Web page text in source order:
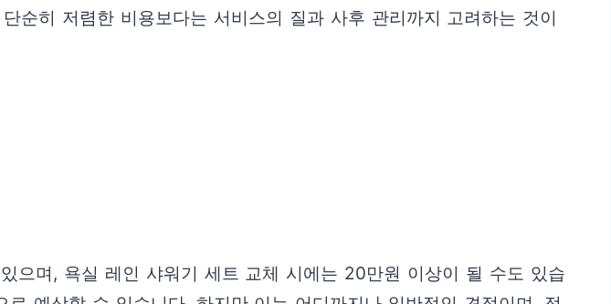
순히 저렴한 비용보다는 서비스의 질과 사후 관리까지 고려하는 것이
으며, 욕실 레인 샤워기 세트 교체 시에는 20만원 이상이 될 수도 있습